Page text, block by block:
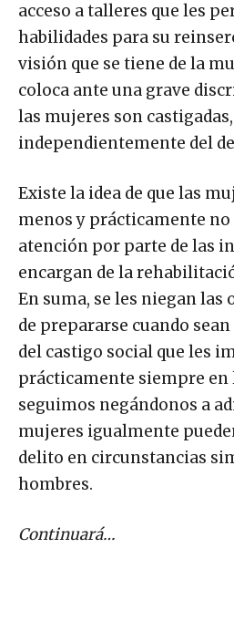
acceso a talleres que les
habilidades para su
visión que se tiene de la
coloca ante una grave
las mujeres son castigadas,
independientemente del
Existe la idea de que las
menos y prácticamente no
atención por parte de las
encargan de la
En suma, se les niegan
de prepararse cuando
del castigo social que les
prácticamente siempre en
seguimos negándonos a
mujeres igualmente
delito en circunstancias
hombres.
Continuará…